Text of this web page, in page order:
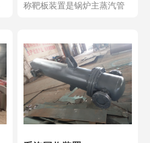
称靶板装置是锅炉主蒸汽管